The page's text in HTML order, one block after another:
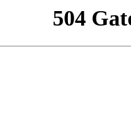
504